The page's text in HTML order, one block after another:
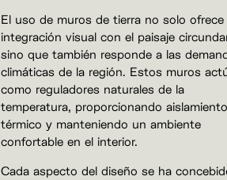
El uso de muros de tierra no solo ofrece
integración visual con el paisaje
sino que también responde a las
climáticas de la región. Estos muros
como reguladores naturales de la
temperatura, proporcionando aislamiento
térmico y manteniendo un ambiente
confortable en el interior.
Cada aspecto del diseño se ha